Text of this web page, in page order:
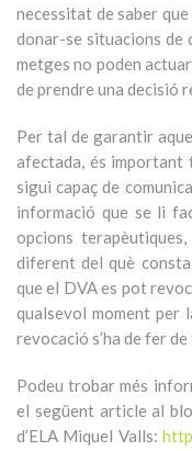
necessitat de saber
donar-se situacions de
metges no poden
de prendre una decisió
Per tal de garantir
afectada, és important
sigui capaç de
informació que se li
opcions
diferent del què
que el DVA es pot
qualsevol moment per
revocació s’ha de fer
Podeu trobar més
el següent article al
d’ELA Miquel Valls: